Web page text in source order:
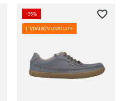
-35%
LIVRAISON GRATUITE
favorite_border